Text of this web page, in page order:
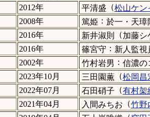
2012年 平清盛 （松山ケン
2008年 篤姫 ： 於一・天璋
2016年 新井淑則 （加藤シ
2016年 篠宮守 ： 新人監視
2002年 竹村岩男 ： 信濃の
2023年10月 三田園薫（松岡昌
2022年07月 石田硝子 （有村架
2021年04月 入間みちお （竹野